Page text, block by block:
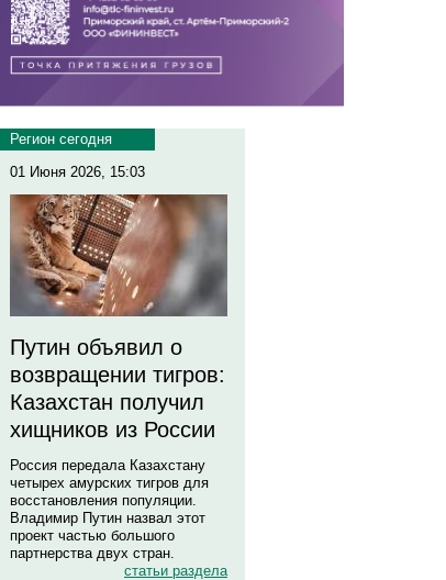
Регион сегодня
01 Июня 2026, 15:03
Путин объявил о
возвращении тигров:
Казахстан получил
хищников из России
Россия передала Казахстану
четырех амурских тигров для
восстановления популяции.
Владимир Путин назвал этот
проект частью большого
партнерства двух стран.
статьи раздела